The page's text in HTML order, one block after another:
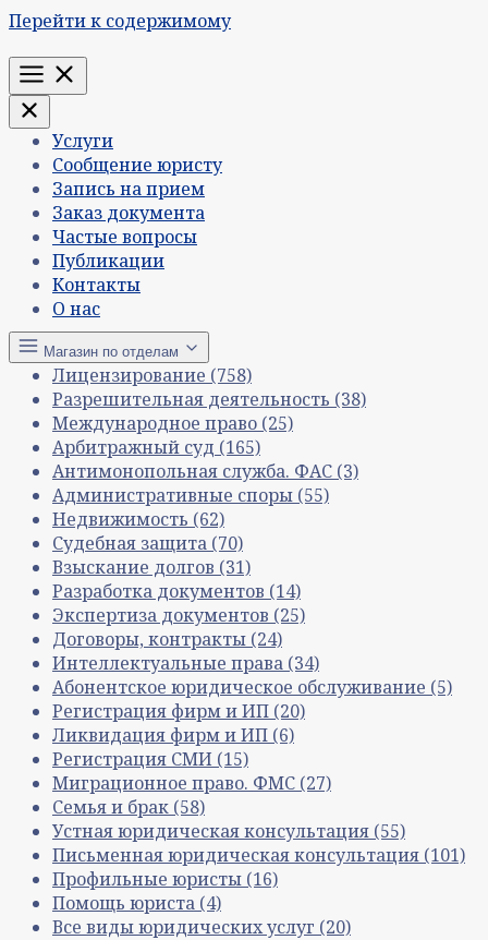
Перейти к содержимому
Меню
Услуги
Сообщение юристу
Запись на прием
Заказ документа
Частые вопросы
Публикации
Контакты
О нас
Магазин по отделам
Лицензирование (758)
Разрешительная деятельность (38)
Международное право (25)
Арбитражный суд (165)
Антимонопольная служба. ФАС (3)
Административные споры (55)
Недвижимость (62)
Судебная защита (70)
Взыскание долгов (31)
Разработка документов (14)
Экспертиза документов (25)
Договоры, контракты (24)
Интеллектуальные права (34)
Абонентское юридическое обслуживание (5)
Регистрация фирм и ИП (20)
Ликвидация фирм и ИП (6)
Регистрация СМИ (15)
Миграционное право. ФМС (27)
Семья и брак (58)
Устная юридическая консультация (55)
Письменная юридическая консультация (101)
Профильные юристы (16)
Помощь юриста (4)
Все виды юридических услуг (20)